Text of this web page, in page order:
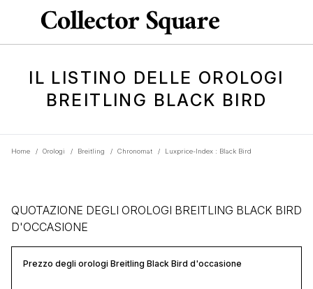
IL LISTINO DELLE OROLOGI
BREITLING BLACK BIRD
Home / Orologi / Breitling / Chronomat / Luxprice-Index : Black Bird
QUOTAZIONE DEGLI OROLOGI BREITLING BLACK BIRD
D'OCCASIONE
Prezzo degli orologi Breitling Black Bird d'occasione